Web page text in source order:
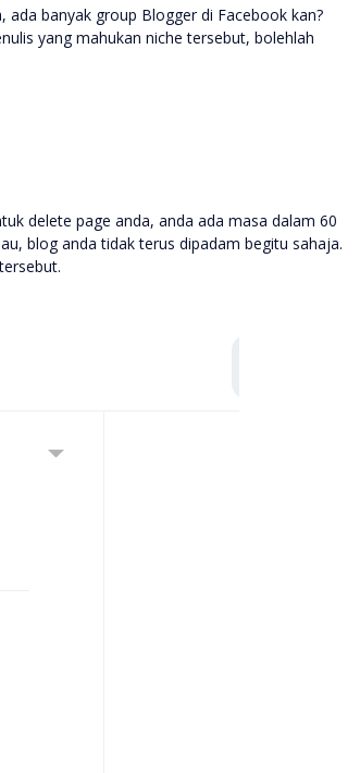
banyak group Blogger di Facebook kan?
yang mahukan niche tersebut, bolehlah
delete page anda, anda ada masa dalam 60
blog anda tidak terus dipadam begitu sahaja.